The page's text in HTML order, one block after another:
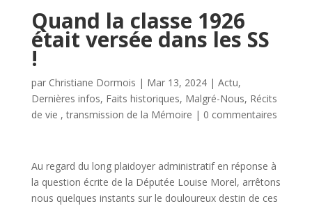
Quand la classe 1926
était versée dans les SS
!
par Christiane Dormois | Mar 13, 2024| Actu,
Dernières infos, Faits historiques, Malgré-Nous, Récits
de vie , transmission de la Mémoire | 0 commentaires
Au regard du long plaidoyer administratif en réponse à
la question écrite de la Députée Louise Morel, arrêtons
nous quelques instants sur le douloureux destin de ces